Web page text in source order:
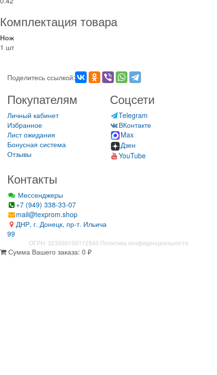
Комплектация товара
Нож
1 шт
Поделитесь ссылкой:
Покупателям
Личный кабинет
Избранное
Лист ожидания
Бонусная система
Отзывы
Соцсети
Telegram
ВКонтакте
Max
Дзен
YouTube
Контакты
Мессенджеры
+7 (949) 338-33-07
mail@texprom.shop
ДНР, г. Донецк, пр-т. Ильича
99
ОГРН: 323930100112840 Политика конфиденциальности
Сумма Вашего заказа: 0 ₽